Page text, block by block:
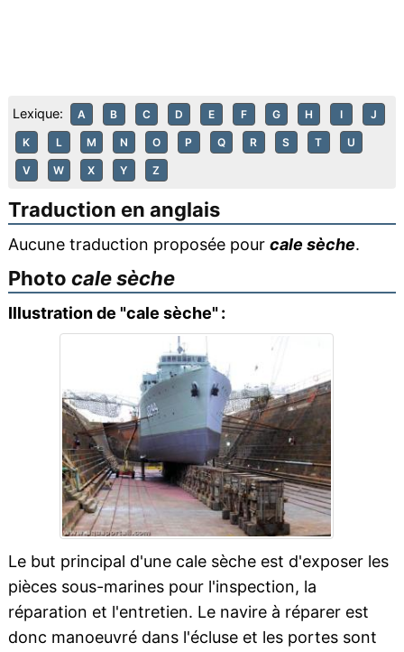
Lexique: A B C D E F G H I J
K L M N O P Q R S T U
V W X Y Z
Traduction en anglais
Aucune traduction proposée pour cale sèche.
Photo cale sèche
Illustration de "cale sèche" :
Le but principal d'une cale sèche est d'exposer les
pièces sous-marines pour l'inspection, la
réparation et l'entretien. Le navire à réparer est
donc manoeuvré dans l'écluse et les portes sont